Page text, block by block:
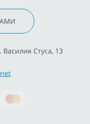
Стуса, 13